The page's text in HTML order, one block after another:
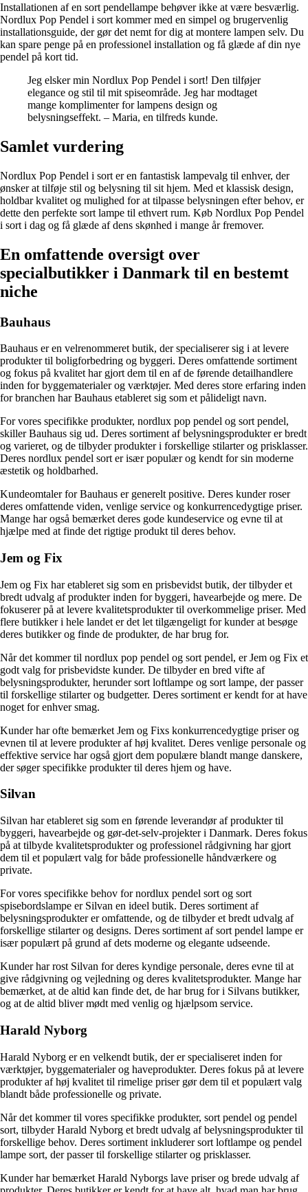
Installationen af en sort pendellampe behøver ikke at være besværlig.
Nordlux Pop Pendel i sort kommer med en simpel og brugervenlig
installationsguide, der gør det nemt for dig at montere lampen selv. Du
kan spare penge på en professionel installation og få glæde af din nye
pendel på kort tid.
Jeg elsker min Nordlux Pop Pendel i sort! Den tilføjer
elegance og stil til mit spiseområde. Jeg har modtaget
mange komplimenter for lampens design og
belysningseffekt. – Maria, en tilfreds kunde.
Samlet vurdering
Nordlux Pop Pendel i sort er en fantastisk lampevalg til enhver, der
ønsker at tilføje stil og belysning til sit hjem. Med et klassisk design,
holdbar kvalitet og mulighed for at tilpasse belysningen efter behov, er
dette den perfekte sort lampe til ethvert rum. Køb Nordlux Pop Pendel
i sort i dag og få glæde af dens skønhed i mange år fremover.
En omfattende oversigt over
specialbutikker i Danmark til en bestemt
niche
Bauhaus
Bauhaus er en velrenommeret butik, der specialiserer sig i at levere
produkter til boligforbedring og byggeri. Deres omfattende sortiment
og fokus på kvalitet har gjort dem til en af de førende detailhandlere
inden for byggematerialer og værktøjer. Med deres store erfaring inden
for branchen har Bauhaus etableret sig som et pålideligt navn.
For vores specifikke produkter, nordlux pop pendel og sort pendel,
skiller Bauhaus sig ud. Deres sortiment af belysningsprodukter er bredt
og varieret, og de tilbyder produkter i forskellige stilarter og prisklasser.
Deres nordlux pendel sort er især populær og kendt for sin moderne
æstetik og holdbarhed.
Kundeomtaler for Bauhaus er generelt positive. Deres kunder roser
deres omfattende viden, venlige service og konkurrencedygtige priser.
Mange har også bemærket deres gode kundeservice og evne til at
hjælpe med at finde det rigtige produkt til deres behov.
Jem og Fix
Jem og Fix har etableret sig som en prisbevidst butik, der tilbyder et
bredt udvalg af produkter inden for byggeri, havearbejde og mere. De
fokuserer på at levere kvalitetsprodukter til overkommelige priser. Med
flere butikker i hele landet er det let tilgængeligt for kunder at besøge
deres butikker og finde de produkter, de har brug for.
Når det kommer til nordlux pop pendel og sort pendel, er Jem og Fix et
godt valg for prisbevidste kunder. De tilbyder en bred vifte af
belysningsprodukter, herunder sort loftlampe og sort lampe, der passer
til forskellige stilarter og budgetter. Deres sortiment er kendt for at have
noget for enhver smag.
Kunder har ofte bemærket Jem og Fixs konkurrencedygtige priser og
evnen til at levere produkter af høj kvalitet. Deres venlige personale og
effektive service har også gjort dem populære blandt mange danskere,
der søger specifikke produkter til deres hjem og have.
Silvan
Silvan har etableret sig som en førende leverandør af produkter til
byggeri, havearbejde og gør-det-selv-projekter i Danmark. Deres fokus
på at tilbyde kvalitetsprodukter og professionel rådgivning har gjort
dem til et populært valg for både professionelle håndværkere og
private.
For vores specifikke behov for nordlux pendel sort og sort
spisebordslampe er Silvan en ideel butik. Deres sortiment af
belysningsprodukter er omfattende, og de tilbyder et bredt udvalg af
forskellige stilarter og designs. Deres sortiment af sort pendel lampe er
især populært på grund af dets moderne og elegante udseende.
Kunder har rost Silvan for deres kyndige personale, deres evne til at
give rådgivning og vejledning og deres kvalitetsprodukter. Mange har
bemærket, at de altid kan finde det, de har brug for i Silvans butikker,
og at de altid bliver mødt med venlig og hjælpsom service.
Harald Nyborg
Harald Nyborg er en velkendt butik, der er specialiseret inden for
værktøjer, byggematerialer og haveprodukter. Deres fokus på at levere
produkter af høj kvalitet til rimelige priser gør dem til et populært valg
blandt både professionelle og private.
Når det kommer til vores specifikke produkter, sort pendel og pendel
sort, tilbyder Harald Nyborg et bredt udvalg af belysningsprodukter til
forskellige behov. Deres sortiment inkluderer sort loftlampe og pendel
lampe sort, der passer til forskellige stilarter og prisklasser.
Kunder har bemærket Harald Nyborgs lave priser og brede udvalg af